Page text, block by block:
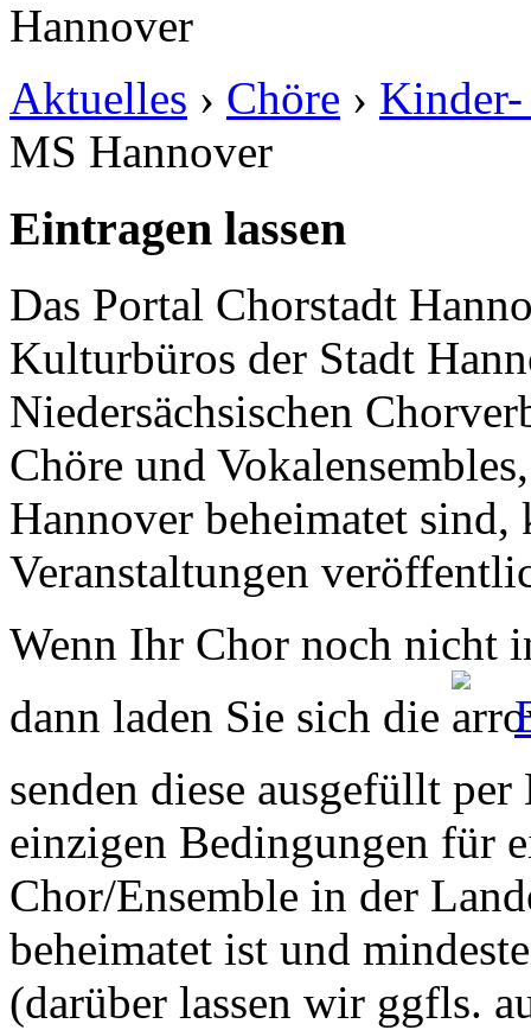
Aktuelles › Chöre › Kinder-
MS Hannover
Eintragen lassen
Das Portal Chorstadt
Kulturbüros der Stadt
Niedersächsischen
Chöre und
Hannover beheimatet sind,
Veranstaltungen
Wenn Ihr Chor noch nicht
dann laden Sie sich die
senden diese ausgefüllt
einzigen Bedingungen für
Chor/Ensemble in der
beheimatet ist und
(darüber lassen wir ggfls.